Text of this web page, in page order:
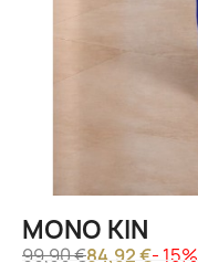
MONO KIN
99,90 €84,92 €- 15%